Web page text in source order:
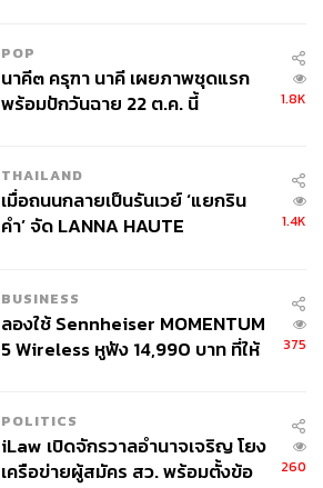
POP
นาคี๓ ครุฑา นาคี เผยภาพชุดแรก
พร้อมปักวันฉาย 22 ต.ค. นี้
1.8K
THAILAND
เมื่อถนนกลายเป็นรันเวย์ ‘แยกริน
คำ’ จัด LANNA HAUTE
1.4K
BUSINESS
ลองใช้ Sennheiser MOMENTUM
5 Wireless หูฟัง 14,990 บาท ที่ให้
375
POLITICS
iLaw เปิดจักรวาลอำนาจเจริญ โยง
เครือข่ายผู้สมัคร สว. พร้อมตั้งข้อ
260